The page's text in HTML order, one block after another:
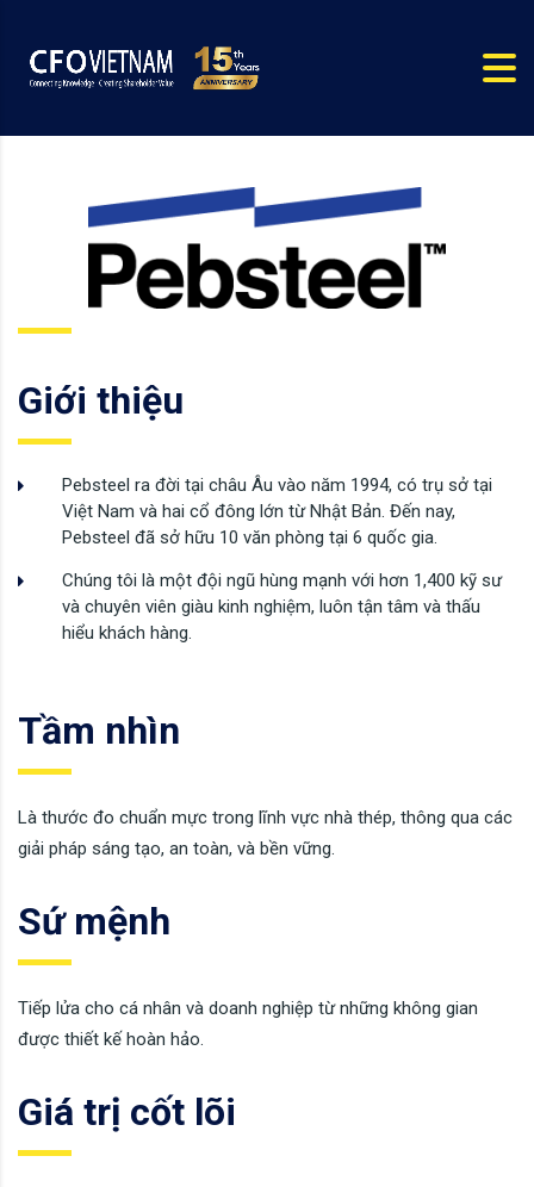
Giới thiệu
Pebsteel ra đời tại châu Âu vào năm 1994, có trụ sở tại
Việt Nam và hai cổ đông lớn từ Nhật Bản. Đến nay,
Pebsteel đã sở hữu 10 văn phòng tại 6 quốc gia.
Chúng tôi là một đội ngũ hùng mạnh với hơn 1,400 kỹ sư
và chuyên viên giàu kinh nghiệm, luôn tận tâm và thấu
hiểu khách hàng.
Tầm nhìn
Là thước đo chuẩn mực trong lĩnh vực nhà thép, thông qua các
giải pháp sáng tạo, an toàn, và bền vững.
Sứ mệnh
Tiếp lửa cho cá nhân và doanh nghiệp từ những không gian
được thiết kế hoàn hảo.
Giá trị cốt lõi